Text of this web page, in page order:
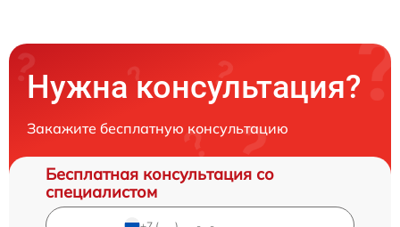
Нужна консультация?
Закажите бесплатную консультацию
Бесплатная консультация со
специалистом